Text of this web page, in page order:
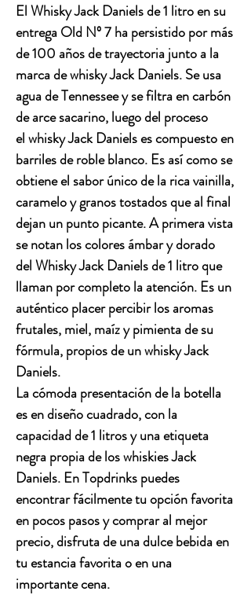
El Whisky Jack Daniels de 1 litro en su
entrega Old Nº 7 ha persistido por más
de 100 años de trayectoria junto a la
marca de whisky Jack Daniels. Se usa
agua de Tennessee y se filtra en carbón
de arce sacarino, luego del proceso
el whisky Jack Daniels es compuesto en
barriles de roble blanco. Es así como se
obtiene el sabor único de la rica vainilla,
caramelo y granos tostados que al final
dejan un punto picante. A primera vista
se notan los colores ámbar y dorado
del Whisky Jack Daniels de 1 litro que
llaman por completo la atención. Es un
auténtico placer percibir los aromas
frutales, miel, maíz y pimienta de su
fórmula, propios de un whisky Jack
Daniels.
La cómoda presentación de la botella
es en diseño cuadrado, con la
capacidad de 1 litros y una etiqueta
negra propia de los whiskies Jack
Daniels. En Topdrinks puedes
encontrar fácilmente tu opción favorita
en pocos pasos y comprar al mejor
precio, disfruta de una dulce bebida en
tu estancia favorita o en una
importante cena.